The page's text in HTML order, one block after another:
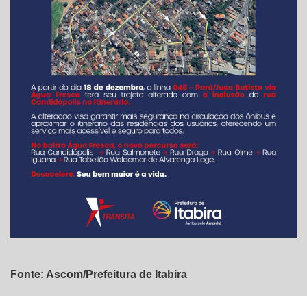
Fonte: Ascom/Prefeitura de Itabira